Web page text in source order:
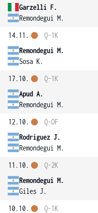
Garzelli F.
Remondegui M.
14.11.
Remondegui M.
Sosa K.
Q-1K
17.10.
Apud A.
Remondegui M.
Q-1K
12.10.
Rodriguez J.
Remondegui M.
Q-OF
11.10.
Remondegui M.
Giles J.
Q-2K
10.10.
Q-1K